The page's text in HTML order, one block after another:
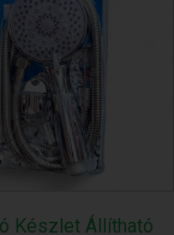
Készlet Állítható